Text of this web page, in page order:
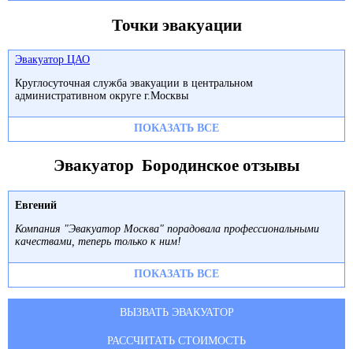
Точки эвакуации
Эвакуатор ЦАО
Круглосуточная служба эвакуации в центральном
административном округе г.Москвы
ПОКАЗАТЬ ВСЕ
Эвакуатор Бородинское отзывы
Евгений
Компания "Эвакуатор Москва" порадовала профессиональными
качествами, теперь только к ним!
ПОКАЗАТЬ ВСЕ
ВЫЗВАТЬ ЭВАКУАТОР
РАССЧИТАТЬ СТОИМОСТЬ